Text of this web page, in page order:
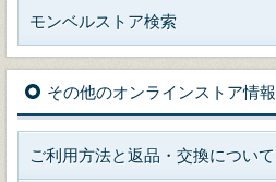
モンベルストア検索
その他のオンラインストア情報
ご利用方法と返品・交換について